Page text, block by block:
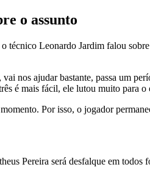
o assunto
técnico Leonardo Jardim falou
nos ajudar bastante, passa um
é mais fácil, ele lutou muito para
Por isso, o jogador
Pereira será desfalque em todos